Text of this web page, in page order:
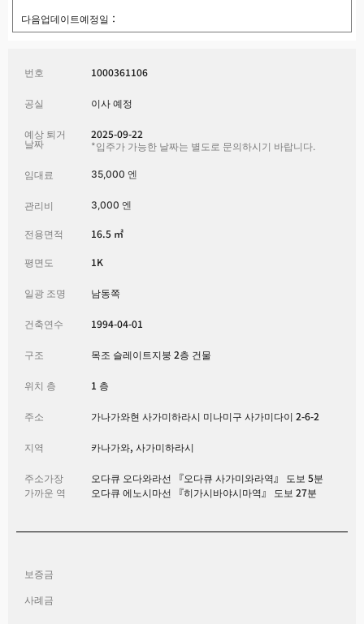
번호 1000361106
공실 이사 예정
예상 퇴거
날짜
2025-09-22
*입주가 가능한 날짜는 별도로 문의하시기 바랍니다.
임대료 35,000 엔
관리비 3,000 엔
전용면적 16.5 ㎡
평면도 1K
일광 조명 남동쪽
건축연수 1994-04-01
구조 목조 슬레이트지붕 2층 건물
위치 층 1 층
주소 가나가와현 사가미하라시 미나미구 사가미다이 2-6-2
지역 카나가와, 사가미하라시
주소가장
가까운 역
오다큐 오다와라선 『오다큐 사가미와라역』 도보 5분
오다큐 에노시마선 『히가시바야시마역』 도보 27분
보증금
사례금
다음업데이트예정일：